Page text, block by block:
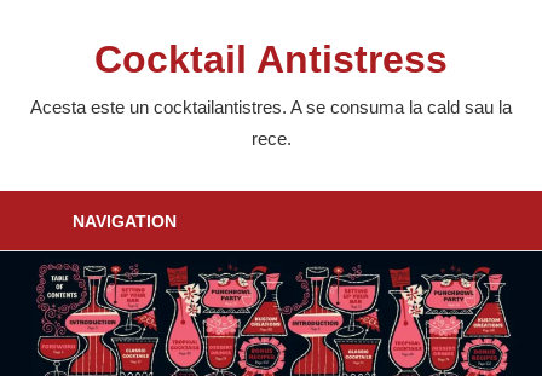
Cocktail Antistress
Acesta este un cocktailantistres. A se consuma la cald sau la
rece.
NAVIGATION